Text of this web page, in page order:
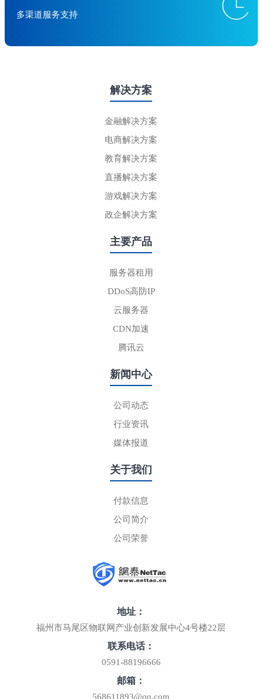
多渠道服务支持
解决方案
金融解决方案
电商解决方案
教育解决方案
直播解决方案
游戏解决方案
政企解决方案
主要产品
服务器租用
DDoS高防IP
云服务器
CDN加速
腾讯云
新闻中心
公司动态
行业资讯
媒体报道
关于我们
付款信息
公司简介
公司荣誉
地址：
福州市马尾区物联网产业创新发展中心4号楼22层
联系电话：
0591-88196666
邮箱：
568611893@qq.com